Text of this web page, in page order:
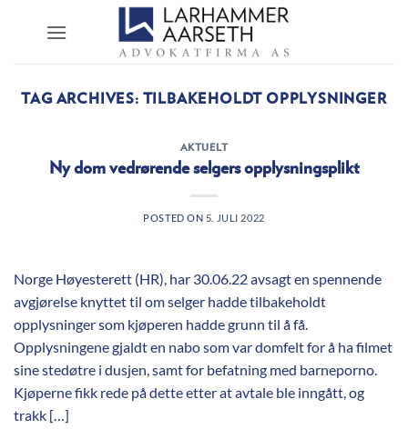
TAG ARCHIVES: TILBAKEHOLDT OPPLYSNINGER
AKTUELT
Ny dom vedrørende selgers opplysningsplikt
POSTED ON 5. JULI 2022
Norge Høyesterett (HR), har 30.06.22 avsagt en spennende
avgjørelse knyttet til om selger hadde tilbakeholdt
opplysninger som kjøperen hadde grunn til å få.
Opplysningene gjaldt en nabo som var domfelt for å ha filmet
sine stedøtre i dusjen, samt for befatning med barneporno.
Kjøperne fikk rede på dette etter at avtale ble inngått, og
trakk […]